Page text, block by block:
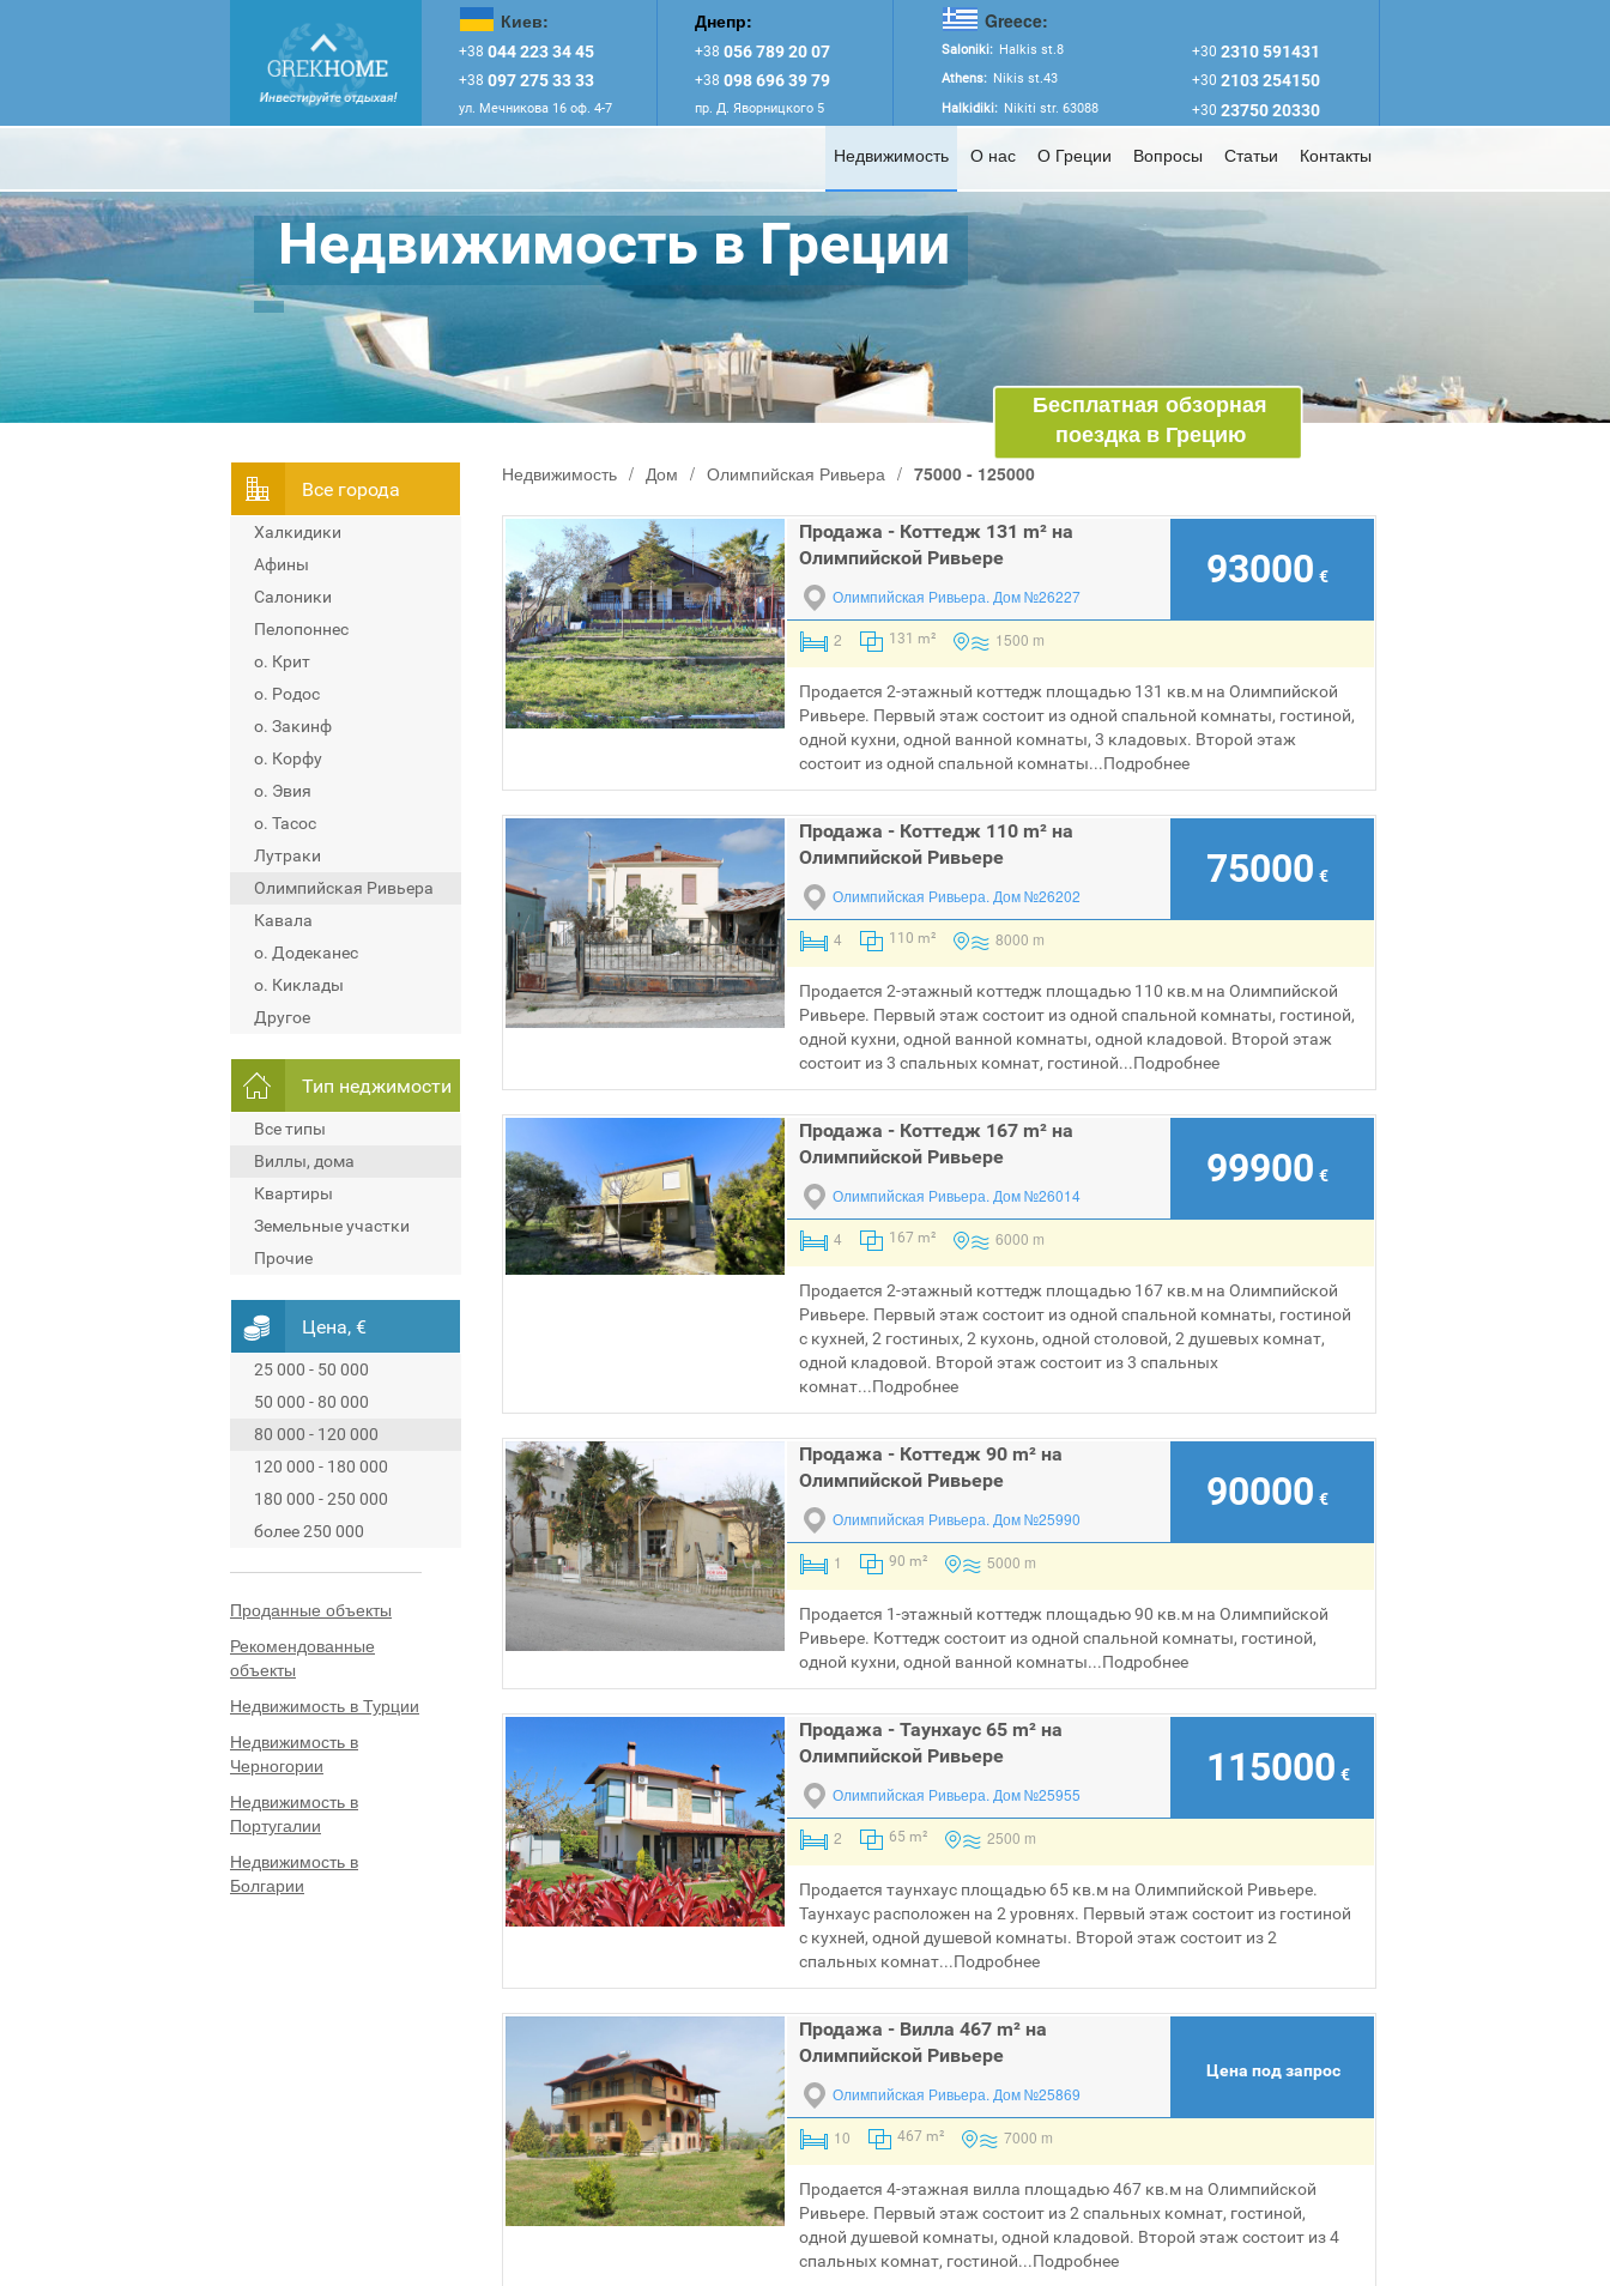
Киев: Днепр: Greece:
+38 044 223 34 45 +38 056 789 20 07 Saloniki: Halkis st.8 +30 2310 591431
+38 097 275 33 33 +38 098 696 39 79 Athens: Nikis st.43 +30 2103 254150
ул. Мечникова 16 оф. 4-7 пр. Д. Яворницкого 5 Halkidiki: Nikiti str. 63088 +30 23750 20330
Недвижимость О нас О Греции Вопросы Статьи Контакты
Недвижимость в Греции
Бесплатная обзорная
поездка в Грецию
Всe города
Халкидики
Афины
Салоники
Пелопоннес
о. Крит
о. Родос
о. Закинф
о. Корфу
о. Эвия
о. Тасос
Лутраки
Олимпийская Ривьера
Кавала
о. Додеканес
о. Киклады
Другое
Тип неджимости
Все типы
Виллы, дома
Квартиры
Земельные участки
Прочие
Цена, €
25 000 - 50 000
50 000 - 80 000
80 000 - 120 000
120 000 - 180 000
180 000 - 250 000
более 250 000
Проданные объекты
Рекомендованные
объекты
Недвижимость в Турции
Недвижимость в
Черногории
Недвижимость в
Португалии
Недвижимость в
Болгарии
Недвижимость / Дом / Олимпийская Ривьера / 75000 - 125000
Продажа - Коттедж 131 m² на
Олимпийской Ривьере
93000 €
Олимпийская Ривьера. Дом №26227
2 131 m² 1500 m
Продается 2-этажный коттедж площадью 131 кв.м на Олимпийской
Ривьере. Первый этаж состоит из одной спальной комнаты, гостиной,
одной кухни, одной ванной комнаты, 3 кладовых. Второй этаж
состоит из одной спальной комнаты...Подробнее
Продажа - Коттедж 110 m² на
Олимпийской Ривьере
75000 €
Олимпийская Ривьера. Дом №26202
4 110 m² 8000 m
Продается 2-этажный коттедж площадью 110 кв.м на Олимпийской
Ривьере. Первый этаж состоит из одной спальной комнаты, гостиной,
одной кухни, одной ванной комнаты, одной кладовой. Второй этаж
состоит из 3 спальных комнат, гостиной...Подробнее
Продажа - Коттедж 167 m² на
Олимпийской Ривьере
99900 €
Олимпийская Ривьера. Дом №26014
4 167 m² 6000 m
Продается 2-этажный коттедж площадью 167 кв.м на Олимпийской
Ривьере. Первый этаж состоит из одной спальной комнаты, гостиной
с кухней, 2 гостиных, 2 кухонь, одной столовой, 2 душевых комнат,
одной кладовой. Второй этаж состоит из 3 спальных
комнат...Подробнее
Продажа - Коттедж 90 m² на
Олимпийской Ривьере
90000 €
Олимпийская Ривьера. Дом №25990
1 90 m² 5000 m
Продается 1-этажный коттедж площадью 90 кв.м на Олимпийской
Ривьере. Коттедж состоит из одной спальной комнаты, гостиной,
одной кухни, одной ванной комнаты...Подробнее
Продажа - Таунхаус 65 m² на
Олимпийской Ривьере
115000 €
Олимпийская Ривьера. Дом №25955
2 65 m² 2500 m
Продается таунхаус площадью 65 кв.м на Олимпийской Ривьере.
Таyнхаус расположен на 2 уровнях. Первый этаж состоит из гостиной
с кухней, одной душевой комнаты. Второй этаж состоит из 2
спальных комнат...Подробнее
Продажа - Вилла 467 m² на
Олимпийской Ривьере
Цена под запрос
Олимпийская Ривьера. Дом №25869
10 467 m² 7000 m
Продается 4-этажная вилла площадью 467 кв.м на Олимпийской
Ривьере. Первый этаж состоит из 2 спальных комнат, гостиной,
одной душевой комнаты, одной кладовой. Второй этаж состоит из 4
спальных комнат, гостиной...Подробнее